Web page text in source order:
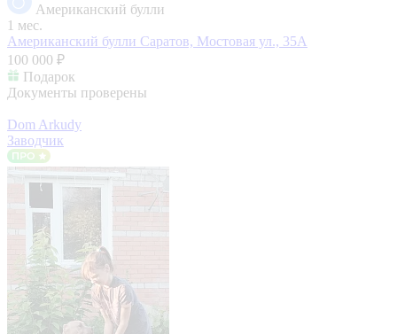
Американский булли
1 мес.
Американский булли Саратов, Мостовая ул., 35А
100 000 ₽
Подарок
Документы проверены
Dom Arkudy
Заводчик